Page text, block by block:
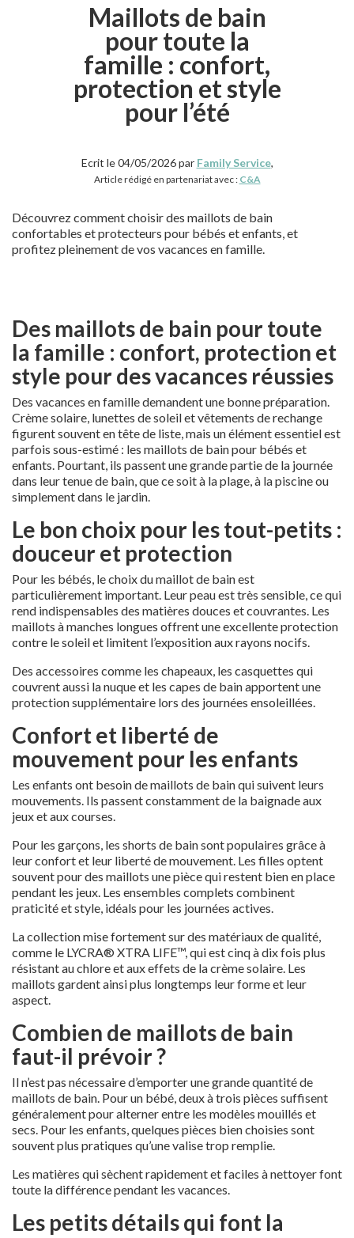
Maillots de bain
pour toute la
famille : confort,
protection et style
pour l’été
Ecrit le 04/05/2026 par Family Service,
Article rédigé en partenariat avec : C&A
Découvrez comment choisir des maillots de bain
confortables et protecteurs pour bébés et enfants, et
profitez pleinement de vos vacances en famille.
Des maillots de bain pour toute
la famille : confort, protection et
style pour des vacances réussies
Des vacances en famille demandent une bonne préparation.
Crème solaire, lunettes de soleil et vêtements de rechange
figurent souvent en tête de liste, mais un élément essentiel est
parfois sous-estimé : les maillots de bain pour bébés et
enfants. Pourtant, ils passent une grande partie de la journée
dans leur tenue de bain, que ce soit à la plage, à la piscine ou
simplement dans le jardin.
Le bon choix pour les tout-petits :
douceur et protection
Pour les bébés, le choix du maillot de bain est
particulièrement important. Leur peau est très sensible, ce qui
rend indispensables des matières douces et couvrantes. Les
maillots à manches longues offrent une excellente protection
contre le soleil et limitent l’exposition aux rayons nocifs.
Des accessoires comme les chapeaux, les casquettes qui
couvrent aussi la nuque et les capes de bain apportent une
protection supplémentaire lors des journées ensoleillées.
Confort et liberté de
mouvement pour les enfants
Les enfants ont besoin de maillots de bain qui suivent leurs
mouvements. Ils passent constamment de la baignade aux
jeux et aux courses.
Pour les garçons, les shorts de bain sont populaires grâce à
leur confort et leur liberté de mouvement. Les filles optent
souvent pour des maillots une pièce qui restent bien en place
pendant les jeux. Les ensembles complets combinent
praticité et style, idéals pour les journées actives.
La collection mise fortement sur des matériaux de qualité,
comme le LYCRA® XTRA LIFE™, qui est cinq à dix fois plus
résistant au chlore et aux effets de la crème solaire. Les
maillots gardent ainsi plus longtemps leur forme et leur
aspect.
Combien de maillots de bain
faut-il prévoir ?
Il n’est pas nécessaire d’emporter une grande quantité de
maillots de bain. Pour un bébé, deux à trois pièces suffisent
généralement pour alterner entre les modèles mouillés et
secs. Pour les enfants, quelques pièces bien choisies sont
souvent plus pratiques qu’une valise trop remplie.
Les matières qui sèchent rapidement et faciles à nettoyer font
toute la différence pendant les vacances.
Les petits détails qui font la